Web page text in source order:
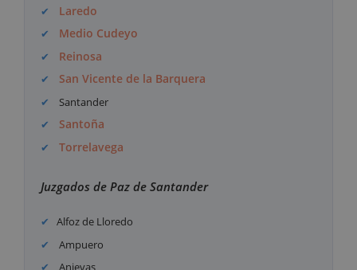
Laredo
Medio Cudeyo
Reinosa
San Vicente de la Barquera
Santander
Santoña
Torrelavega
Juzgados de Paz de Santander
Alfoz de Lloredo
Ampuero
Anievas